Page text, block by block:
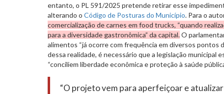
entanto, o PL 591/2025 pretende retirar esse
alterando o Código de Posturas do Município. Para o
comercialização de carnes em food trucks, “quando
para a diversidade gastronômica” da capital.O
alimentos “já ocorre com frequência em diversos pontos
dessa realidade, é necessário que a legislação municipal
“conciliem liberdade econômica e proteção à saúde
“O projeto vem para aperfeiçoar e